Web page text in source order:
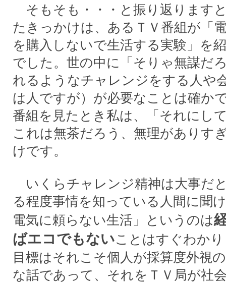
そもそも・・・と振り返ります
たきっかけは、あるＴＶ番組が「
を購入しないで生活する実験」を
でした。世の中に「そりゃ無謀だ
れるようなチャレンジをする人や
は人ですが）が必要なことは確か
番組を見たとき私は、「それにし
これは無茶だろう、無理がありす
けです。
いくらチャレンジ精神は大事だ
る程度事情を知っている人間に聞
電気に頼らない生活」というのは
ばエコでもないことはすぐわか
目標はそれこそ個人が採算度外視
な話であって、それをＴＶ局が社